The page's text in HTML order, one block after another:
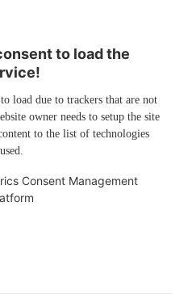
to load the
load due to trackers that are not
owner needs to setup the site
to the list of technologies
used.
Consent Management